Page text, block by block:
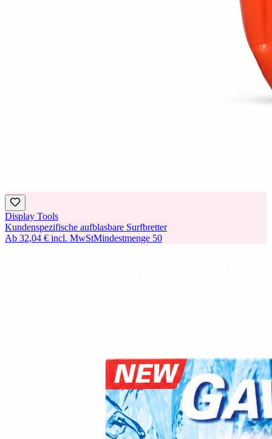
Display Tools
Kundenspezifische aufblasbare Surfbretter
Ab 32,04 € incl. MwStMindestmenge 50